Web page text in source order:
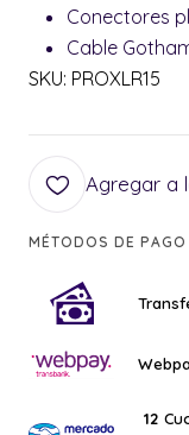
Conectores
Cable
SKU: PROXLR15
Agregar a
MÉTODOS DE PAGO
12